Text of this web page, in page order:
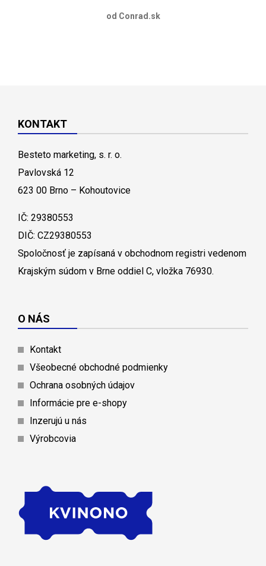
od Conrad.sk
KONTAKT
Besteto marketing, s. r. o.
Pavlovská 12
623 00 Brno – Kohoutovice
IČ: 29380553
DIČ: CZ29380553
Spoločnosť je zapísaná v obchodnom registri vedenom
Krajským súdom v Brne oddiel C, vložka 76930.
O NÁS
Kontakt
Všeobecné obchodné podmienky
Ochrana osobných údajov
Informácie pre e-shopy
Inzerujú u nás
Výrobcovia